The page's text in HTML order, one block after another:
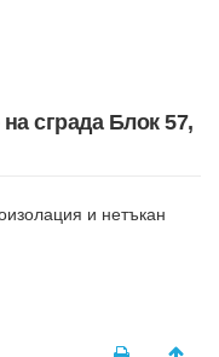
сграда Блок 57,
и нетъкан